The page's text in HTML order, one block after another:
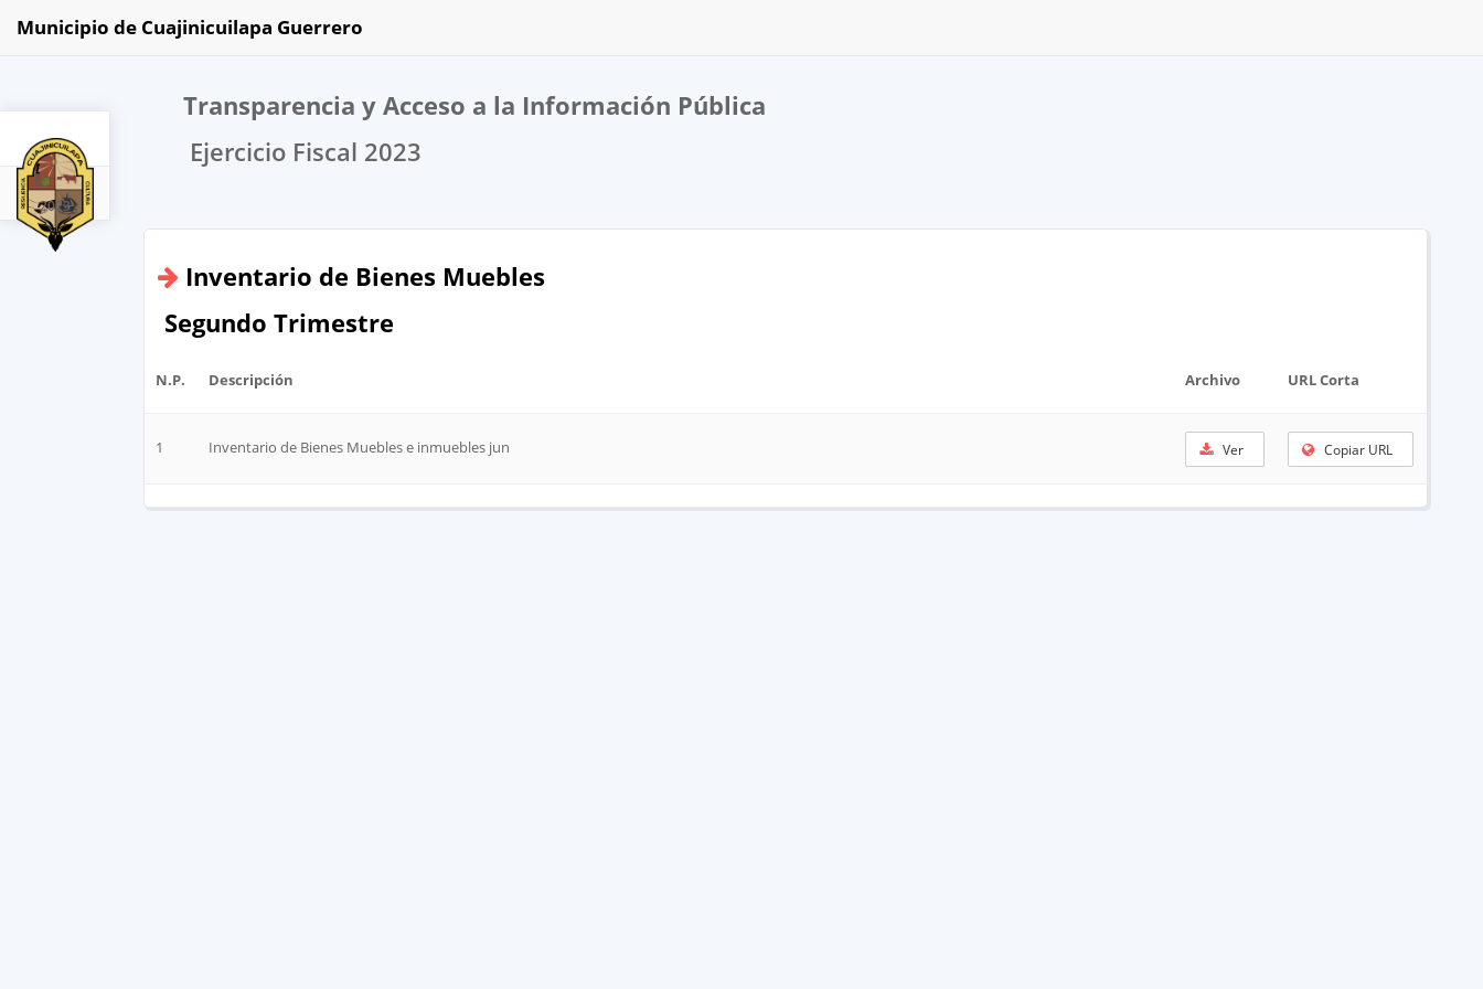
2023
Municipio de Cuajinicuilapa Guerrero
Transparencia y Acceso a la Información Pública
Ejercicio Fiscal 2023
Inventario de Bienes Muebles
Segundo Trimestre
N.P. Descripción Archivo URL Corta
1 Inventario de Bienes Muebles e inmuebles jun Ver Copiar URL